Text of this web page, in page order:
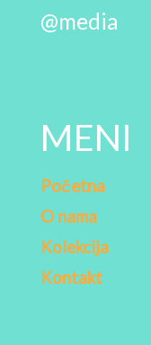
@media
MENI
Početna
O nama
Kolekcija
Kontakt